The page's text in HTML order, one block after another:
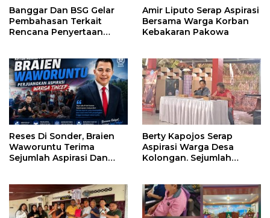
Banggar Dan BSG Gelar
Pembahasan Terkait
Rencana Penyertaan
Amir Liputo Serap Aspirasi
Bersama Warga Korban
Kebakaran Pakowa
Reses Di Sonder, Braien
Waworuntu Terima
Sejumlah Aspirasi Dan
Berty Kapojos Serap
Aspirasi Warga Desa
Kolongan. Sejumlah